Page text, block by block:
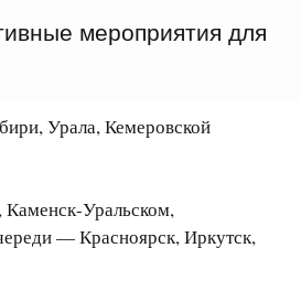
мероприятия для
Урала, Кемеровской
Каменск-Уральском,
— Красноярск, Иркутск,